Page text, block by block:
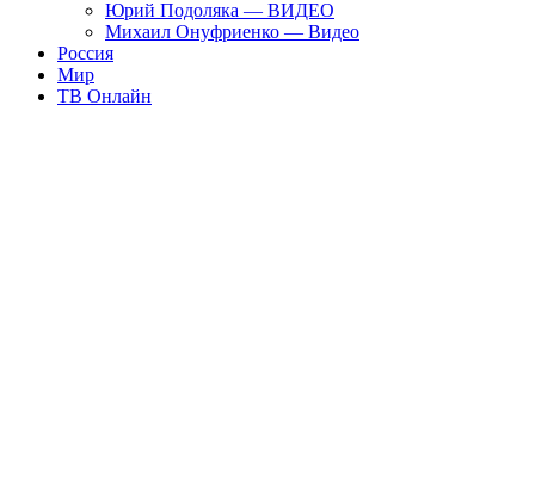
Юрий Подоляка — ВИДЕО
Михаил Онуфриенко — Видео
Россия
Мир
ТВ Онлайн